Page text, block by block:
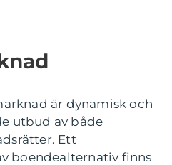
är dynamisk och
utbud av både
Ett
boendealternativ finns